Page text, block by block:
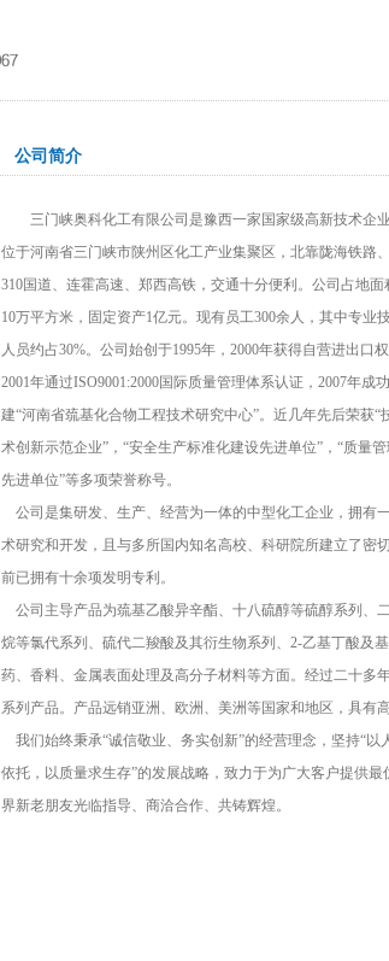
公司简介
三门峡奥科化工有限公司是豫西一家国家级高新技术企
位于河南省三门峡市陕州区化工产业集聚区，北靠陇海铁路、
310国道、连霍高速、郑西高铁，交通十分便利。公司占地面
10万平方米，固定资产1亿元。现有员工300余人，其中专业
人员约占30%。公司始创于1995年，2000年获得自营进出口权
2001年通过ISO9001:2000国际质量管理体系认证，2007年成
建“河南省巯基化合物工程技术研究中心”。近几年先后荣获“
术创新示范企业”，“安全生产标准化建设先进单位”，“质量管
先进单位”等多项荣誉称号。
公司是集研发、生产、经营为一体的中型化工企业，拥有
术研究和开发，且与多所国内知名高校、科研院所建立了密
前已拥有十余项发明专利。
公司主导产品为巯基乙酸异辛酯、十八硫醇等硫醇系列、
烷等氯代系列、硫代二羧酸及其衍生物系列、2-乙基丁酸及
药、香料、金属表面处理及高分子材料等方面。经过二十多
系列产品。产品远销亚洲、欧洲、美洲等国家和地区，具有
我们始终秉承“诚信敬业、务实创新”的经营理念，坚持“
依托，以质量求生存”的发展战略，致力于为广大客户提供
界新老朋友光临指导、商洽合作、共铸辉煌。